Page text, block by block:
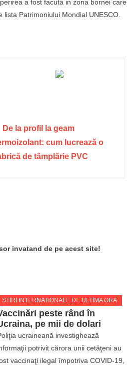
a fost facuta in zona bornei care
Patrimoniului Mondial UNESCO.
De la profil la geam
cum lucrează o
de tâmplărie PVC
invatand de pe acest site!
STIRI INTERNATIONALE DE ULTIMA ORA
peste rând în
pe mii de dolari
ucraineană investighează
potrivit cărora unii cetăţeni au
vaccinaţi ilegal împotriva COVID-19,